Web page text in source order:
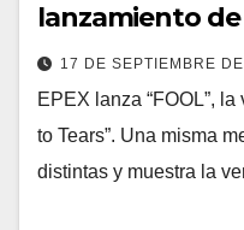
lanzamiento de
17 DE SEPTIEMBRE
EPEX lanza “FOOL”,
to Tears”. Una misma
distintas y muestra la